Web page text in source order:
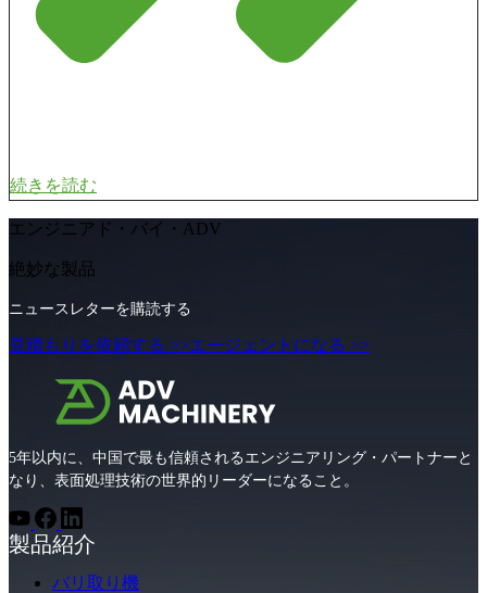
続きを読む
エンジニアド・バイ・ADV
絶妙な製品
ニュースレターを購読する
見積もりを依頼する >>エージェントになる >>
5年以内に、中国で最も信頼されるエンジニアリング・パートナーと
なり、表面処理技術の世界的リーダーになること。
製品紹介
バリ取り機